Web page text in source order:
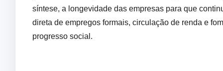
síntese, a longevidade das empresas para que
direta de empregos formais, circulação de renda e
progresso social.